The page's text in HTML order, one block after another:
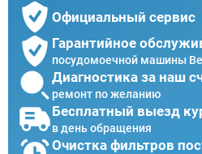
Официальный сервис
Гарантийное
посудомоечной машины
Диагностика за наш
ремонт по желанию
Бесплатный выезд
в день обращения
Очистка фильтров